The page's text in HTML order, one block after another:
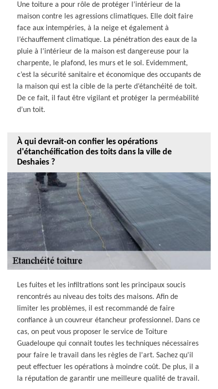
Une toiture a pour rôle de protéger l’intérieur de la
maison contre les agressions climatiques. Elle doit faire
face aux intempéries, à la neige et également à
l’échauffement climatique. La pénétration des eaux de la
pluie à l’intérieur de la maison est dangereuse pour la
charpente, le plafond, les murs et le sol. Evidemment,
c’est la sécurité sanitaire et économique des occupants de
la maison qui est la cible de la perte d’étanchéité de toit.
De ce fait, il faut être vigilant et protéger la perméabilité
d’un toit.
À qui devrait-on confier les opérations
d'étanchéification des toits dans la ville de
Deshaies ?
Les fuites et les infiltrations sont les principaux soucis
rencontrés au niveau des toits des maisons. Afin de
limiter les problèmes, il est recommandé de faire
confiance à un couvreur étancheur professionnel. Dans ce
cas, on peut vous proposer le service de Toiture
Guadeloupe qui connait toutes les techniques nécessaires
pour faire le travail dans les règles de l'art. Sachez qu'il
peut effectuer les opérations à moindre coût. De plus, il a
la réputation de garantir une meilleure qualité de travail.